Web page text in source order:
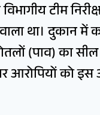
टीम
था। दुकान में
(पाव) का
आरोपियों को